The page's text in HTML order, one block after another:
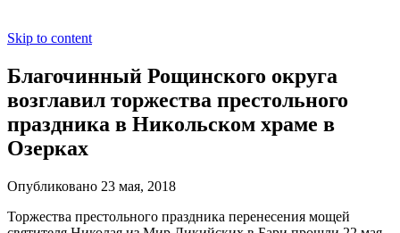
Skip to content
Благочинный Рощинского округа
возглавил торжества престольного
праздника в Никольском храме в
Озерках
Опубликовано 23 мая, 2018
Торжества престольного праздника перенесения мощей